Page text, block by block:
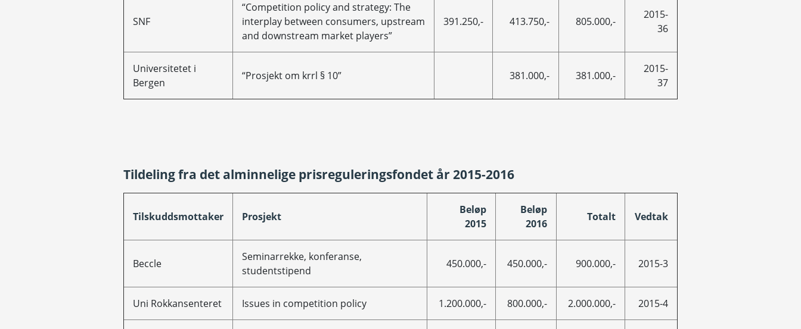
SNF
“Competition policy and strategy: The
interplay between consumers, upstream
and downstream market players”
391.250,- 413.750,- 805.000,-
2015-
36
Universitetet i
Bergen
“Prosjekt om krrl § 10” 381.000,- 381.000,-
2015-
37
Tildeling fra det alminnelige prisreguleringsfondet år 2015-2016
Tilskuddsmottaker Prosjekt
Beløp
2015
Beløp
2016
Totalt Vedtak
Beccle
Seminarrekke, konferanse,
studentstipend
450.000,- 450.000,- 900.000,- 2015-3
Uni Rokkansenteret Issues in competition policy 1.200.000,- 800.000,- 2.000.000,- 2015-4